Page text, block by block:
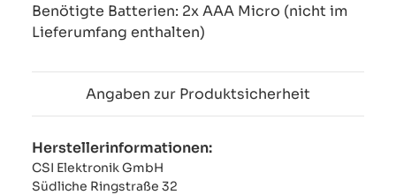
Benötigte Batterien: 2x AAA Micro (nicht im
Lieferumfang enthalten)
Angaben zur Produktsicherheit
Herstellerinformationen:
CSI Elektronik GmbH
Südliche Ringstraße 32